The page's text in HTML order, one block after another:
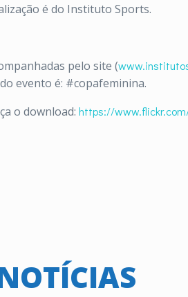
é do Instituto Sports.
pelo site (
evento é: #copafeminina.
o download: https://